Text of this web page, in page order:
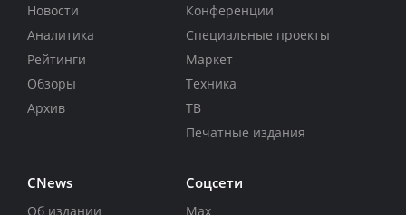
Новости
Аналитика
Рейтинги
Обзоры
Архив
Конференции
Специальные проекты
Маркет
Техника
ТВ
Печатные издания
CNews
Об издании
Соцсети
Max